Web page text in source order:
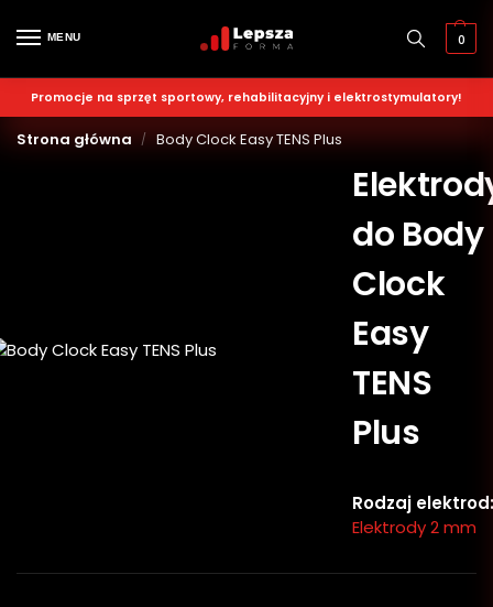
MENU 0
Promocje na sprzęt sportowy, rehabilitacyjny i elektrostymulatory!
Strona główna / Body Clock Easy TENS Plus
do Body
Clock
Easy
TENS
Plus
Rodzaj elektrod:
Elektrody 2 mm